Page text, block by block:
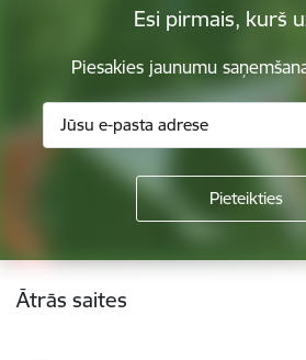
Esi pirmais, kurš
Piesakies jaunumu
Kājene
Ātrās saites